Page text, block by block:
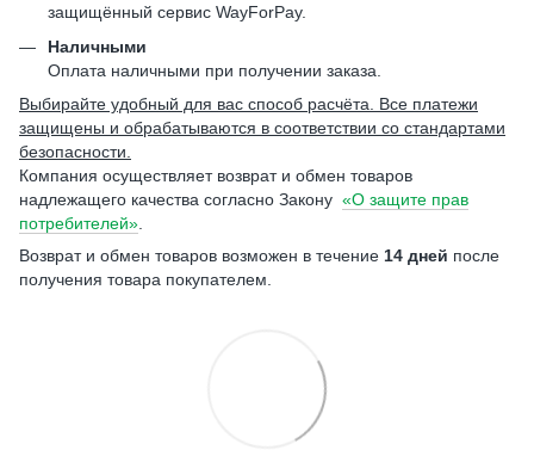
защищённый сервис WayForPay.
Наличными
Оплата наличными при получении заказа.
Выбирайте удобный для вас способ расчёта. Все платежи
защищены и обрабатываются в соответствии со стандартами
безопасности.
Компания осуществляет возврат и обмен товаров
надлежащего качества согласно Закону «О защите прав
потребителей».
Возврат и обмен товаров возможен в течение 14 дней после
получения товара покупателем.